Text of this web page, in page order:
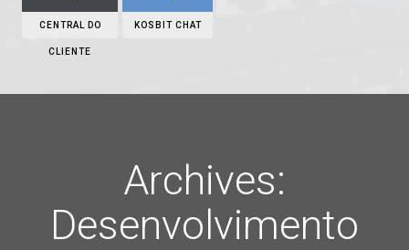
CENTRAL DO
CLIENTE
KOSBIT CHAT
Archives:
Desenvolvimento